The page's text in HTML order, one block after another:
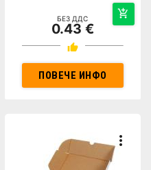
БЕЗ ДДС
0.43 €
ПОВЕЧЕ ИНФО